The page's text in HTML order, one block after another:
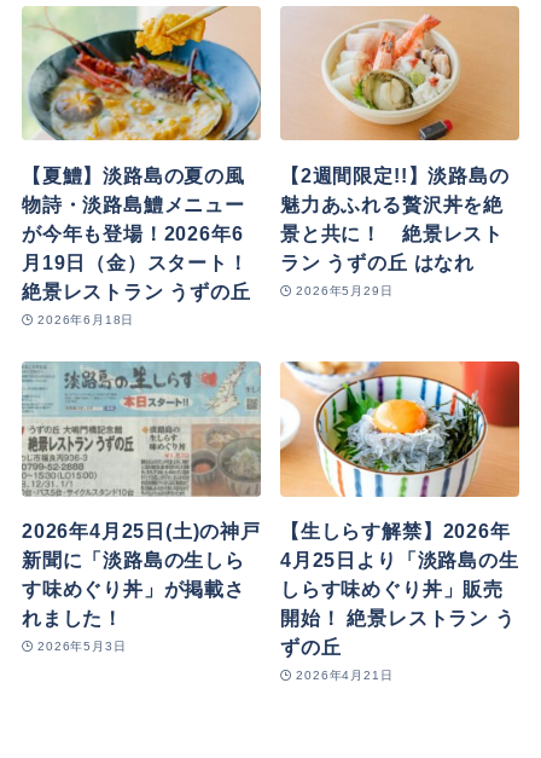
【夏鱧】淡路島の夏の風
物詩・淡路島鱧メニュー
が今年も登場！2026年6
月19日（金）スタート！
絶景レストラン うずの丘
2026年6月18日
【2週間限定!!】淡路島の
魅力あふれる贅沢丼を絶
景と共に！ 絶景レスト
ラン うずの丘 はなれ
2026年5月29日
2026年4月25日(土)の神戸
新聞に「淡路島の生しら
す味めぐり丼」が掲載さ
れました！
2026年5月3日
【生しらす解禁】2026年
4月25日より「淡路島の生
しらす味めぐり丼」販売
開始！ 絶景レストラン う
ずの丘
2026年4月21日